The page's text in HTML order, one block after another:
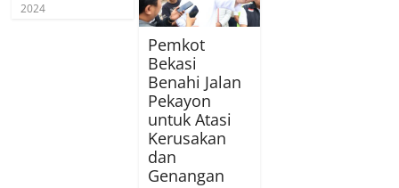
2024
Pemkot
Bekasi
Benahi Jalan
Pekayon
untuk Atasi
Kerusakan
dan
Genangan